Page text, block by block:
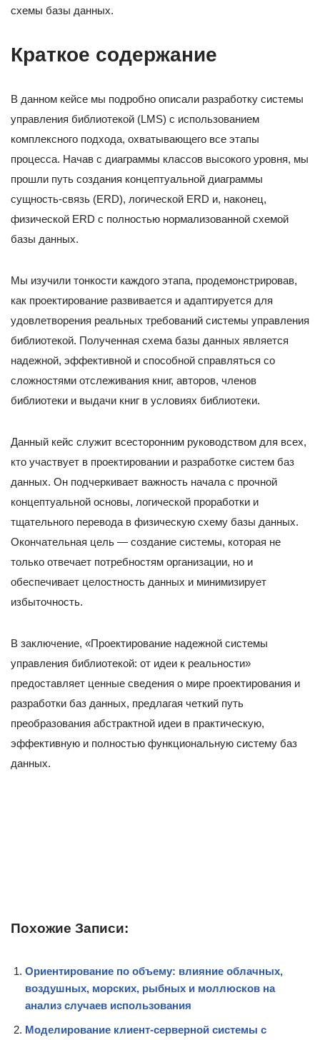
схемы базы данных.
Краткое содержание
В данном кейсе мы подробно описали разработку системы
управления библиотекой (LMS) с использованием
комплексного подхода, охватывающего все этапы
процесса. Начав с диаграммы классов высокого уровня, мы
прошли путь создания концептуальной диаграммы
сущность-связь (ERD), логической ERD и, наконец,
физической ERD с полностью нормализованной схемой
базы данных.
Мы изучили тонкости каждого этапа, продемонстрировав,
как проектирование развивается и адаптируется для
удовлетворения реальных требований системы управления
библиотекой. Полученная схема базы данных является
надежной, эффективной и способной справляться со
сложностями отслеживания книг, авторов, членов
библиотеки и выдачи книг в условиях библиотеки.
Данный кейс служит всесторонним руководством для всех,
кто участвует в проектировании и разработке систем баз
данных. Он подчеркивает важность начала с прочной
концептуальной основы, логической проработки и
тщательного перевода в физическую схему базы данных.
Окончательная цель — создание системы, которая не
только отвечает потребностям организации, но и
обеспечивает целостность данных и минимизирует
избыточность.
В заключение, «Проектирование надежной системы
управления библиотекой: от идеи к реальности»
предоставляет ценные сведения о мире проектирования и
разработки баз данных, предлагая четкий путь
преобразования абстрактной идеи в практическую,
эффективную и полностью функциональную систему баз
данных.
Похожие Записи:
Ориентирование по объему: влияние облачных,
воздушных, морских, рыбных и моллюсков на
анализ случаев использования
Моделирование клиент-серверной системы с